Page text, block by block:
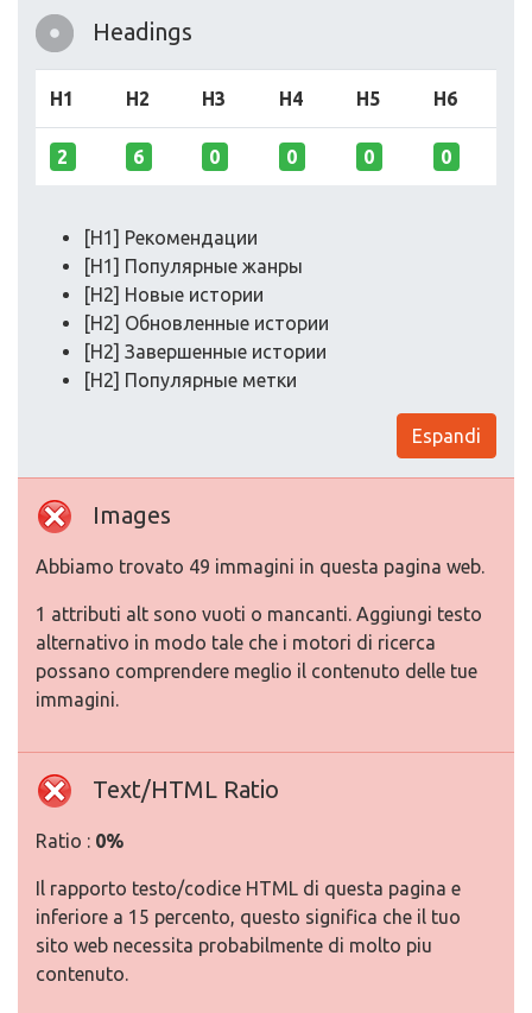
Headings
H1 H2 H3 H4 H5 H6
2 6 0 0 0 0
[H1] Рекомендации
[H1] Популярные жанры
[H2] Новые истории
[H2] Обновленные истории
[H2] Завершенные истории
[H2] Популярные метки
Espandi
Images
Abbiamo trovato 49 immagini in questa pagina web.
1 attributi alt sono vuoti o mancanti. Aggiungi testo
alternativo in modo tale che i motori di ricerca
possano comprendere meglio il contenuto delle tue
immagini.
Text/HTML Ratio
Ratio : 0%
Il rapporto testo/codice HTML di questa pagina e
inferiore a 15 percento, questo significa che il tuo
sito web necessita probabilmente di molto piu
contenuto.